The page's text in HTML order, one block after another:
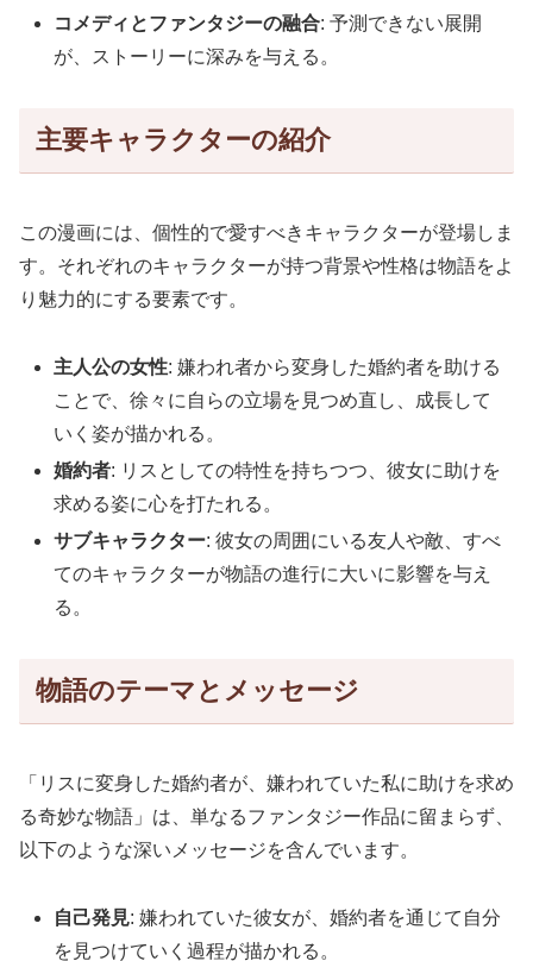
コメディとファンタジーの融合: 予測できない展開
が、ストーリーに深みを与える。
主要キャラクターの紹介
この漫画には、個性的で愛すべきキャラクターが登場しま
す。それぞれのキャラクターが持つ背景や性格は物語をよ
り魅力的にする要素です。
主人公の女性: 嫌われ者から変身した婚約者を助ける
ことで、徐々に自らの立場を見つめ直し、成長して
いく姿が描かれる。
婚約者: リスとしての特性を持ちつつ、彼女に助けを
求める姿に心を打たれる。
サブキャラクター: 彼女の周囲にいる友人や敵、すべ
てのキャラクターが物語の進行に大いに影響を与え
る。
物語のテーマとメッセージ
「リスに変身した婚約者が、嫌われていた私に助けを求め
る奇妙な物語」は、単なるファンタジー作品に留まらず、
以下のような深いメッセージを含んでいます。
自己発見: 嫌われていた彼女が、婚約者を通じて自分
を見つけていく過程が描かれる。